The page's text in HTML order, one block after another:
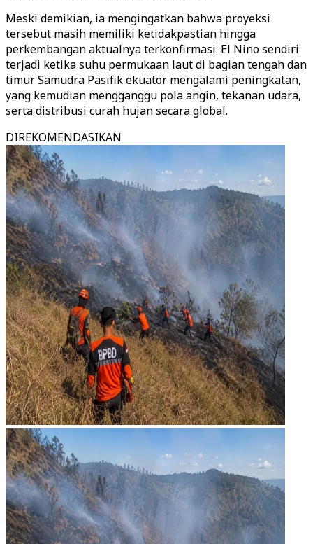
Meski demikian, ia mengingatkan bahwa proyeksi
tersebut masih memiliki ketidakpastian hingga
perkembangan aktualnya terkonfirmasi. El Nino sendiri
terjadi ketika suhu permukaan laut di bagian tengah dan
timur Samudra Pasifik ekuator mengalami peningkatan,
yang kemudian mengganggu pola angin, tekanan udara,
serta distribusi curah hujan secara global.
DIREKOMENDASIKAN